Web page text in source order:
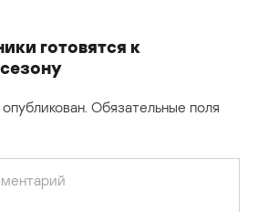
готовятся к
Обязательные поля